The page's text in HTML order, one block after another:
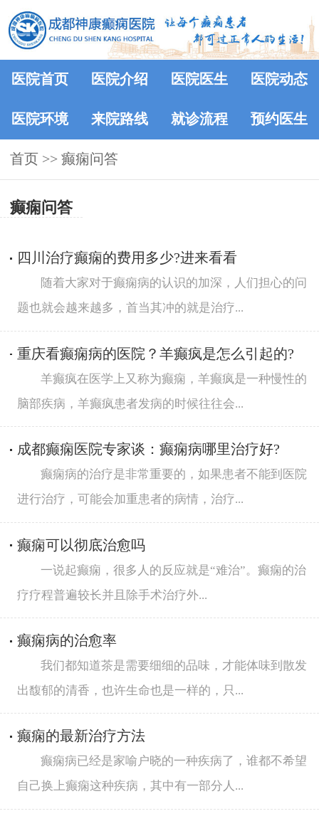
医院首页 医院介绍 医院医生 医院动态
医院环境 来院路线 就诊流程 预约医生
首页 >> 癫痫问答
癫痫问答
四川治疗癫痫的费用多少?进来看看
随着大家对于癫痫病的认识的加深，人们担心的问
题也就会越来越多，首当其冲的就是治疗...
重庆看癫痫病的医院？羊癫疯是怎么引起的?
羊癫疯在医学上又称为癫痫，羊癫疯是一种慢性的
脑部疾病，羊癫疯患者发病的时候往往会...
成都癫痫医院专家谈：癫痫病哪里治疗好?
癫痫病的治疗是非常重要的，如果患者不能到医院
进行治疗，可能会加重患者的病情，治疗...
癫痫可以彻底治愈吗
一说起癫痫，很多人的反应就是“难治”。癫痫的治
疗疗程普遍较长并且除手术治疗外...
癫痫病的治愈率
我们都知道茶是需要细细的品味，才能体味到散发
出馥郁的清香，也许生命也是一样的，只...
癫痫的最新治疗方法
癫痫病已经是家喻户晓的一种疾病了，谁都不希望
自己换上癫痫这种疾病，其中有一部分人...